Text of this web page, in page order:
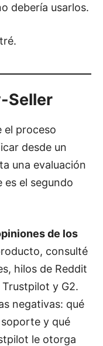
debería usarlos.
Seller
el proceso
desde un
una evaluación
es el segundo
de los
consulté
hilos de Reddit
y G2.
negativas: qué
y qué
le otorga